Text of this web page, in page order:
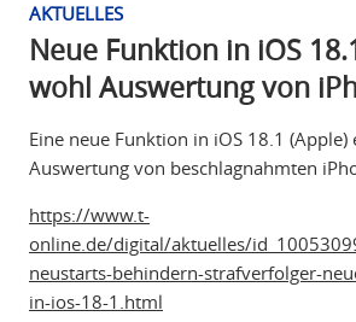
AKTUELLES
Neue Funktion in iOS
wohl Auswertung von
Eine neue Funktion in iOS 18.1
Auswertung von beschlagnahmten
https://www.t-
online.de/digital/aktuelles/
neustarts-behindern-strafverfolger-
in-ios-18-1.html